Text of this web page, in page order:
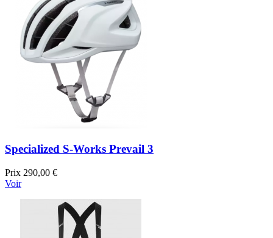
Specialized S-Works Prevail 3
Prix 290,00 €
Voir